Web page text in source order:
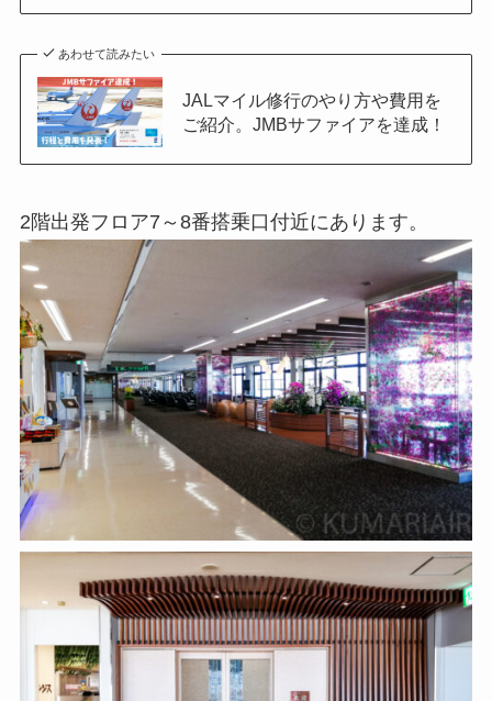
あわせて読みたい
JALマイル修行のやり方や費用を
ご紹介。JMBサファイアを達成！
2階出発フロア7～8番搭乗口付近にあります。